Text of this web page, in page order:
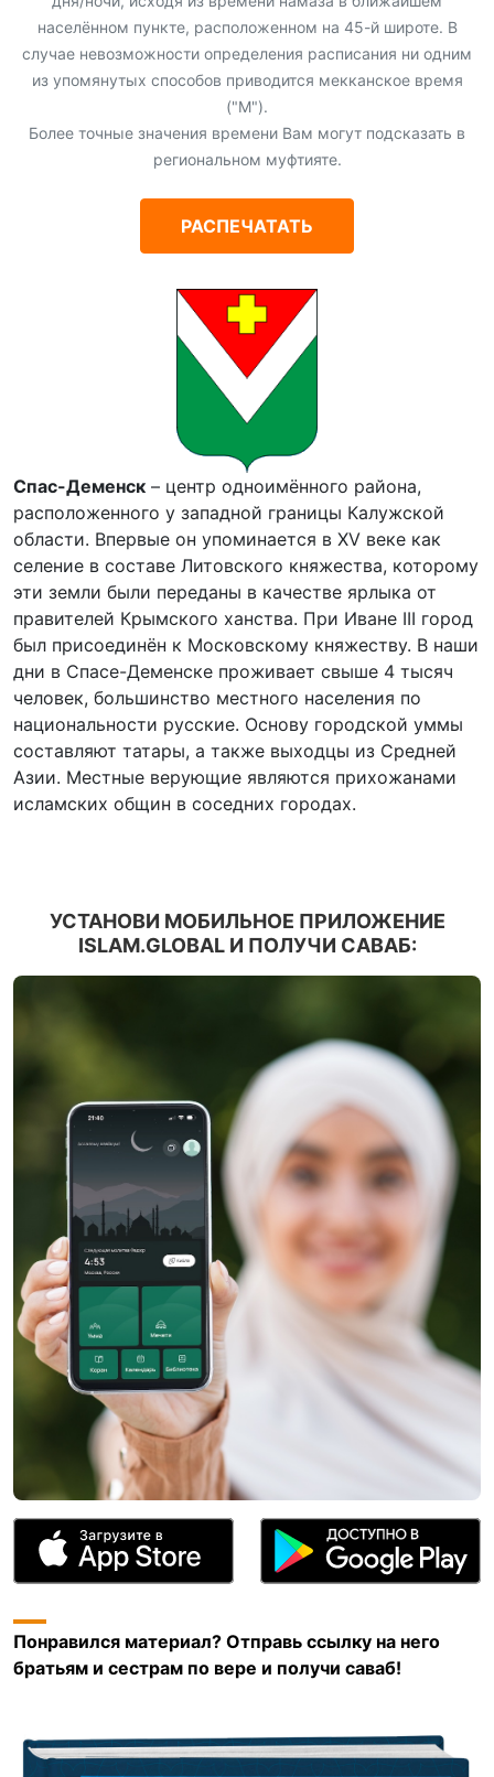
населённом пункте, расположенном на 45-й широте. В
случае невозможности определения расписания ни одним
из упомянутых способов приводится мекканское время
("М").
Более точные значения времени Вам могут подсказать в
региональном муфтияте.
РАСПЕЧАТАТЬ
Спас-Деменск – центр одноимённого района,
расположенного у западной границы Калужской
области. Впервые он упоминается в XV веке как
селение в составе Литовского княжества, которому
эти земли были переданы в качестве ярлыка от
правителей Крымского ханства. При Иване III город
был присоединён к Московскому княжеству. В наши
дни в Спасе-Деменске проживает свыше 4 тысяч
человек, большинство местного населения по
национальности русские. Основу городской уммы
составляют татары, а также выходцы из Средней
Азии. Местные верующие являются прихожанами
исламских общин в соседних городах.
УСТАНОВИ МОБИЛЬНОЕ ПРИЛОЖЕНИЕ
ISLAM.GLOBAL И ПОЛУЧИ САВАБ:
Понравился материал? Отправь ссылку на него
братьям и сестрам по вере и получи саваб!